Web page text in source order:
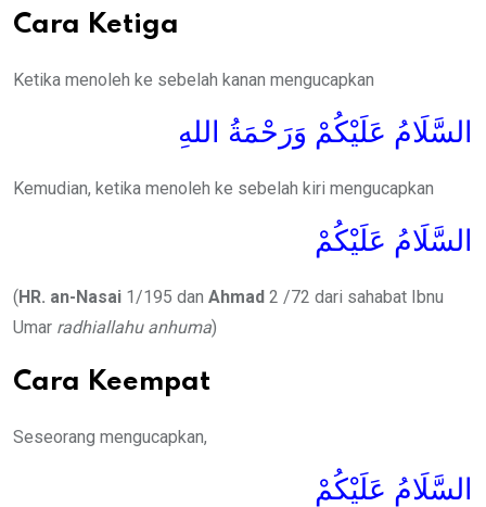
Cara Ketiga
Ketika menoleh ke sebelah kanan mengucapkan
السَّلَامُ عَلَيْكُمْ وَرَحْمَةُ اللهِ
Kemudian, ketika menoleh ke sebelah kiri mengucapkan
السَّلَامُ عَلَيْكُمْ
(HR. an-Nasai 1/195 dan Ahmad 2 /72 dari sahabat Ibnu
Umar radhiallahu anhuma)
Cara Keempat
Seseorang mengucapkan,
السَّلَامُ عَلَيْكُمْ